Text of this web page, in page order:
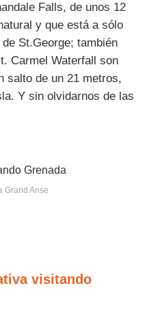
Falls, de unos 12
y que está a sólo
St.George; también
Carmel Waterfall son
salto de un 21 metros,
Y sin olvidarnos de las
Grand Anse
visitando